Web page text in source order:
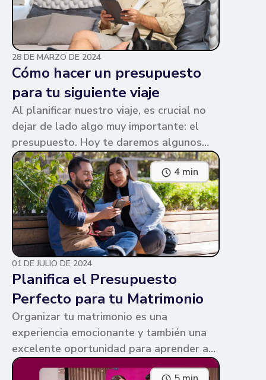
28 DE MARZO DE 2024
Cómo hacer un presupuesto
para tu siguiente viaje
Al planificar nuestro viaje, es crucial no
dejar de lado algo muy importante: el
presupuesto. Hoy te daremos algunos
consejos sobre cómo armarlo, y además,
tendrás la oportunidad de descargar una
plantilla gratuita para crear el
presupuesto de tu viaje.
4 min
01 DE JULIO DE 2024
Planifica el Presupuesto
Perfecto para tu Matrimonio
Organizar tu matrimonio es una
experiencia emocionante y también una
excelente oportunidad para aprender a
gestionar un presupuesto compartido de